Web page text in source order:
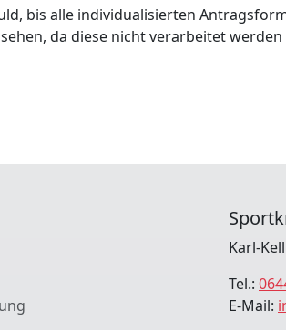
bis alle individualisierten
da diese nicht verarbeitet
Karl-
Tel.:
E-Mail: